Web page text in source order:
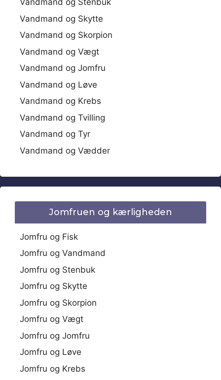
Vandmand og Stenbuk
Vandmand og Skytte
Vandmand og Skorpion
Vandmand og Vægt
Vandmand og Jomfru
Vandmand og Løve
Vandmand og Krebs
Vandmand og Tvilling
Vandmand og Tyr
Vandmand og Vædder
Jomfruen og kærligheden
Jomfru og Fisk
Jomfru og Vandmand
Jomfru og Stenbuk
Jomfru og Skytte
Jomfru og Skorpion
Jomfru og Vægt
Jomfru og Jomfru
Jomfru og Løve
Jomfru og Krebs